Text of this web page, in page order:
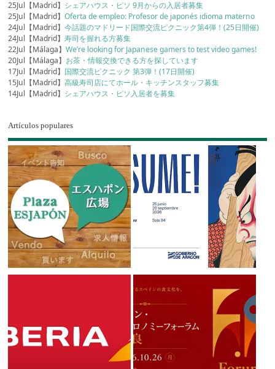
25Jul【Madrid】 シェアハウス・ピソ 9月からの入居者募集
25Jul【Madrid】Oferta de empleo: Profesor de japonés idioma materno
24Jul【Madrid】今話題のマドリード国際交流ピクニック第4弾！(25日開催)
24Jul【Madrid】寿司を握れる方募集
22Jul【Málaga】We’re looking for Japanese gamers to test video games!
20Jul【Málaga】 お茶・情報交換できる方を探しています
17Jul【Madrid】 国際交流ピクニック 第3弾！(17日開催)
15Jul【Madrid】高級寿司店にてホール・キッチンスタッフ募集
14Jul【Madrid】 シェアハウス・ピソ入居者を募集
Artículos populares